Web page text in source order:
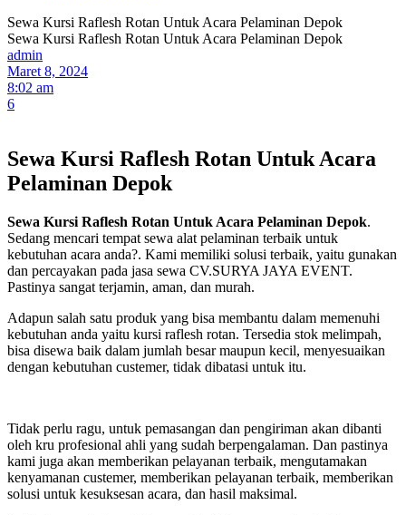
Sewa Kursi Raflesh Rotan Untuk Acara Pelaminan Depok
Sewa Kursi Raflesh Rotan Untuk Acara Pelaminan Depok
admin
Maret 8, 2024
8:02 am
6
Sewa Kursi Raflesh Rotan Untuk Acara
Pelaminan Depok
Sewa Kursi Raflesh Rotan Untuk Acara Pelaminan Depok.
Sedang mencari tempat sewa alat pelaminan terbaik untuk
kebutuhan acara anda?. Kami memiliki solusi terbaik, yaitu gunakan
dan percayakan pada jasa sewa CV.SURYA JAYA EVENT.
Pastinya sangat terjamin, aman, dan murah.
Adapun salah satu produk yang bisa membantu dalam memenuhi
kebutuhan anda yaitu kursi raflesh rotan. Tersedia stok melimpah,
bisa disewa baik dalam jumlah besar maupun kecil, menyesuaikan
dengan kebutuhan custemer, tidak dibatasi untuk itu.
Tidak perlu ragu, untuk pemasangan dan pengiriman akan dibanti
oleh kru profesional ahli yang sudah berpengalaman. Dan pastinya
kami juga akan memberikan pelayanan terbaik, mengutamakan
kenyamanan custemer, memberikan pelayanan terbaik, memberikan
solusi untuk kesuksesan acara, dan hasil maksimal.